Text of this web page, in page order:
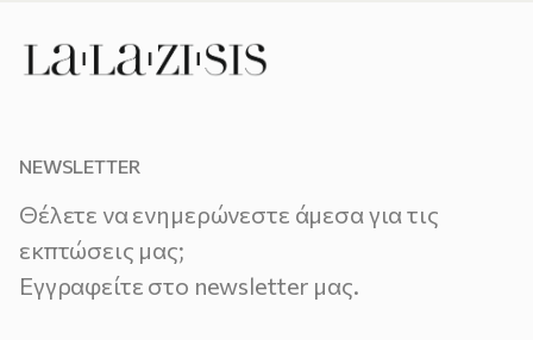
NEWSLETTER
Θέλετε να ενημερώνεστε άμεσα για τις
εκπτώσεις μας;
Εγγραφείτε στο newsletter μας.